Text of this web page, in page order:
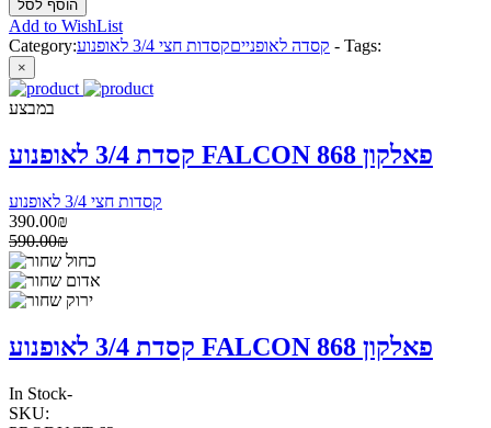
Add to WishList
Category:
קסדה לאופנייםקסדות חצי 3/4 לאופנוע - Tags:
×
במבצע
קסדת 3/4 לאופנוע FALCON 868 פאלקון
קסדות חצי 3/4 לאופנוע
390.00₪
590.00₪
קסדת 3/4 לאופנוע FALCON 868 פאלקון
In Stock-
SKU: